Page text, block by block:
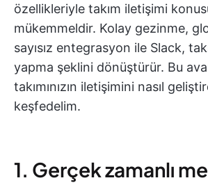
özellikleriyle takım iletişimi
mükemmeldir. Kolay gezinme,
sayısız entegrasyon ile Slack,
yapma şeklini dönüştürür. Bu
takımınızın iletişimini nasıl
keşfedelim.
1. Gerçek zamanlı